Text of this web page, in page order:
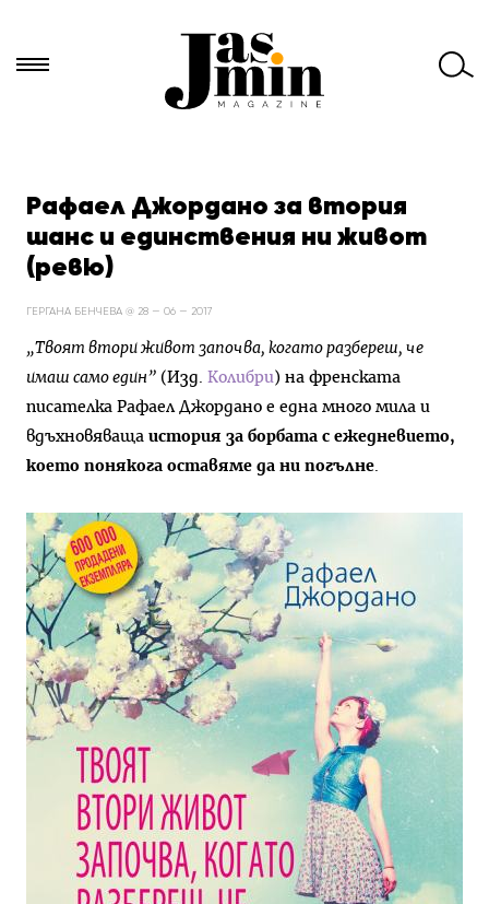
за:Рафаел Джордано за втория
шанс и единствения ни живот
(ревю)
ГЕРГАНА БЕНЧЕВА @ 28 — 06 — 2017
„Твоят втори живот започва, когато разбереш, че
имаш само един” (Изд. Колибри) на френската
писателка Рафаел Джордано е една много мила и
вдъхновяваща история за борбата с ежедневието,
което понякога оставяме да ни погълне.